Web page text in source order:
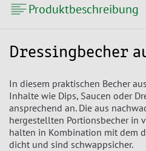
Produktbeschreibung
Dressingbecher
In diesem praktischen Becher
Inhalte wie Dips, Saucen oder
ansprechend an. Die aus
hergestellten Portionsbecher in
halten in Kombination mit dem
dicht und sind schwappsicher.